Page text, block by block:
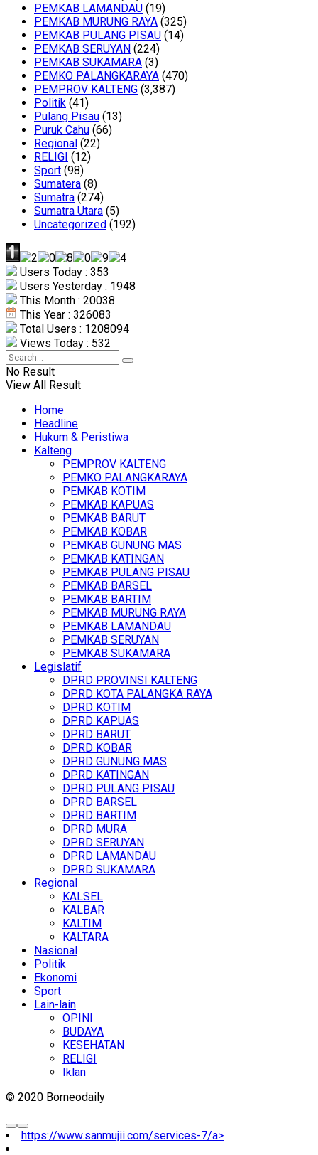
PEMKAB LAMANDAU (19)
PEMKAB MURUNG RAYA (325)
PEMKAB PULANG PISAU (14)
PEMKAB SERUYAN (224)
PEMKAB SUKAMARA (3)
PEMKO PALANGKARAYA (470)
PEMPROV KALTENG (3,387)
Politik (41)
Pulang Pisau (13)
Puruk Cahu (66)
Regional (22)
RELIGI (12)
Sport (98)
Sumatera (8)
Sumatra (274)
Sumatra Utara (5)
Uncategorized (192)
Users Today : 353
Users Yesterday : 1948
This Month : 20038
This Year : 326083
Total Users : 1208094
Views Today : 532
No Result
View All Result
Home
Headline
Hukum & Peristiwa
Kalteng
PEMPROV KALTENG
PEMKO PALANGKARAYA
PEMKAB KOTIM
PEMKAB KAPUAS
PEMKAB BARUT
PEMKAB KOBAR
PEMKAB GUNUNG MAS
PEMKAB KATINGAN
PEMKAB PULANG PISAU
PEMKAB BARSEL
PEMKAB BARTIM
PEMKAB MURUNG RAYA
PEMKAB LAMANDAU
PEMKAB SERUYAN
PEMKAB SUKAMARA
Legislatif
DPRD PROVINSI KALTENG
DPRD KOTA PALANGKA RAYA
DPRD KOTIM
DPRD KAPUAS
DPRD BARUT
DPRD KOBAR
DPRD GUNUNG MAS
DPRD KATINGAN
DPRD PULANG PISAU
DPRD BARSEL
DPRD BARTIM
DPRD MURA
DPRD SERUYAN
DPRD LAMANDAU
DPRD SUKAMARA
Regional
KALSEL
KALBAR
KALTIM
KALTARA
Nasional
Politik
Ekonomi
Sport
Lain-lain
OPINI
BUDAYA
KESEHATAN
RELIGI
Iklan
© 2020 Borneodaily
https://www.sanmujii.com/services-7/a>